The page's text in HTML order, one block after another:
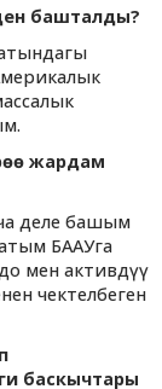
башталды?
жардам
деле башым
БААУга
мен активдүү
чектелбеген
баскычтары